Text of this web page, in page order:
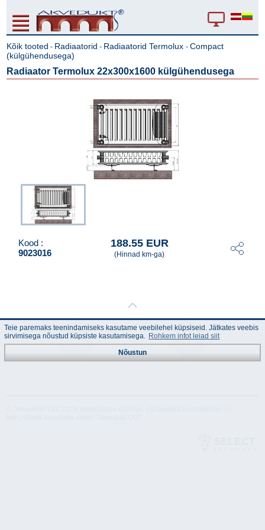
Kõik tooted - Radiaatorid - Radiaatorid Termolux-Compact
(külgühendusega)
Radiaator Termolux 22x300x1600 külgühendusega
Kood :
9023016
188.55 EUR
(Hinnad km-ga)
Teie paremaks teenindamiseks kasutame veebilehel küpsiseid. Jätkates veebis
sirvimisega nõustud küpsiste kasutamisega. Rohkem infot leiad siit
Nõustun